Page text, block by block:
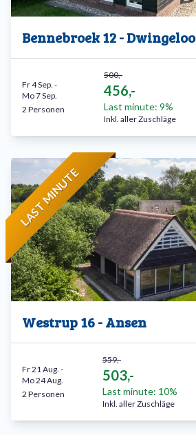
Bennebroek 12 - Dwingeloo
500,-
456,-
Last minute: 9%
Inkl. aller Zuschläge
Fr 4 Sep. -
Mo 7 Sep.
2 Personen
LAST MINUTE
Westrup 16 - Ansen
559,-
503,-
Last minute: 10%
Inkl. aller Zuschläge
Fr 21 Aug. -
Mo 24 Aug.
2 Personen